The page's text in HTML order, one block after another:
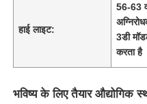
हाई लाइट:
56-63
3डी
करता है
भविष्य के लिए तैयार औद्योगिक